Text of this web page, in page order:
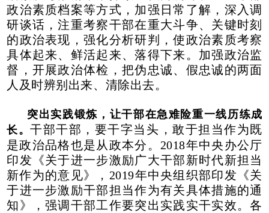
政治素质档案等方式，加强日常了解，深入调
研谈话，注重考察干部在重大斗争、关键时刻
的政治表现，强化分析研判，使政治素质考察
具体起来、鲜活起来、落得下来。加强政治监
督，开展政治体检，把伪忠诚、假忠诚的两面
人及时辨别出来、清除出去。
突出实践锻炼，让干部在急难险重一线历练成
长。干部干部，要干字当头，敢于担当作为既
是政治品格也是从政本分。2018年中央办公厅
印发《关于进一步激励广大干部新时代新担当
新作为的意见》，2019年中央组织部印发《关
于进一步激励干部担当作为有关具体措施的通
知》，强调干部工作要突出实践实干实效。各